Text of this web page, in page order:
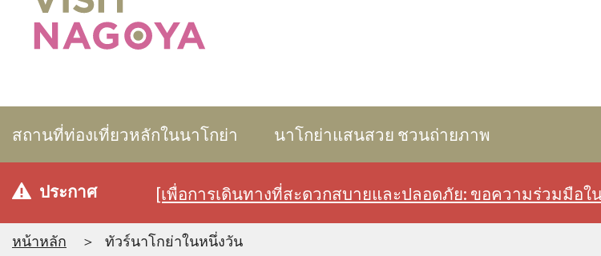
สถานที่ท่องเที่ยวหลักในนาโกย่า นาโกย่าแสนสวย ชวนถ่ายภาพ
ประกาศ [เพื่อการเดินทางที่สะดวกสบายและปลอดภัย: ขอความร่วมมือใ
หน้าหลัก ทัวร์นาโกย่าในหนึ่งวัน